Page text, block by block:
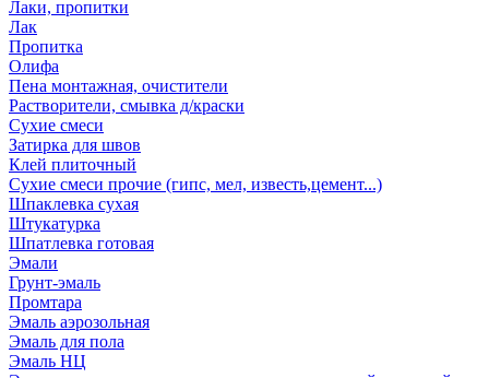
Лаки, пропитки
Лак
Пропитка
Олифа
Пена монтажная, очистители
Растворители, смывка д/краски
Сухие смеси
Затирка для швов
Клей плиточный
Сухие смеси прочие (гипс, мел, известь,цемент...)
Шпаклевка сухая
Штукатурка
Шпатлевка готовая
Эмали
Грунт-эмаль
Промтара
Эмаль аэрозольная
Эмаль для пола
Эмаль НЦ